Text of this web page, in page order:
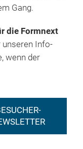
Gang.
die Formnext
unseren Info-
wenn der